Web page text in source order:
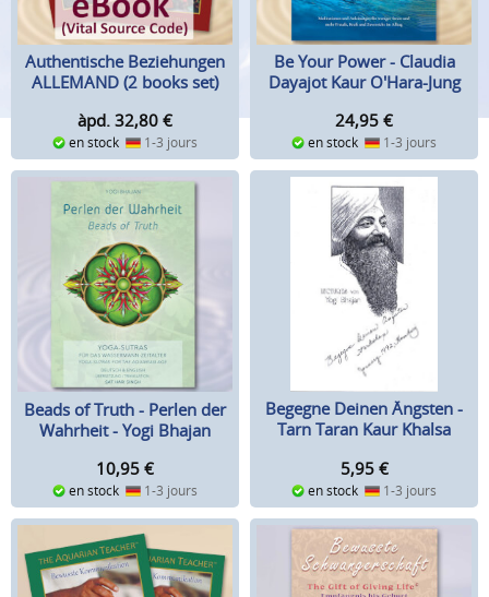
Authentische Beziehungen
ALLEMAND (2 books set)
àpd. 32,80 €
en stock 1-3 jours
Be Your Power - Claudia
Dayajot Kaur O'Hara-Jung
24,95 €
en stock 1-3 jours
Beads of Truth - Perlen der
Wahrheit - Yogi Bhajan
10,95 €
en stock 1-3 jours
Begegne Deinen Ängsten -
Tarn Taran Kaur Khalsa
5,95 €
en stock 1-3 jours